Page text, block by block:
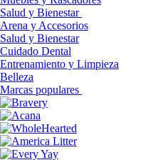
Salud y Bienestar
Arena y Accesorios
Salud y Bienestar
Cuidado Dental
Entrenamiento y Limpieza
Belleza
Marcas populares